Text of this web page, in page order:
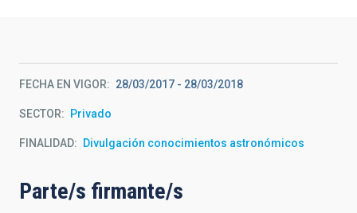
FECHA EN VIGOR 28/03/2017 - 28/03/2018
SECTOR Privado
FINALIDAD Divulgación conocimientos astronómicos
Parte/s firmante/s